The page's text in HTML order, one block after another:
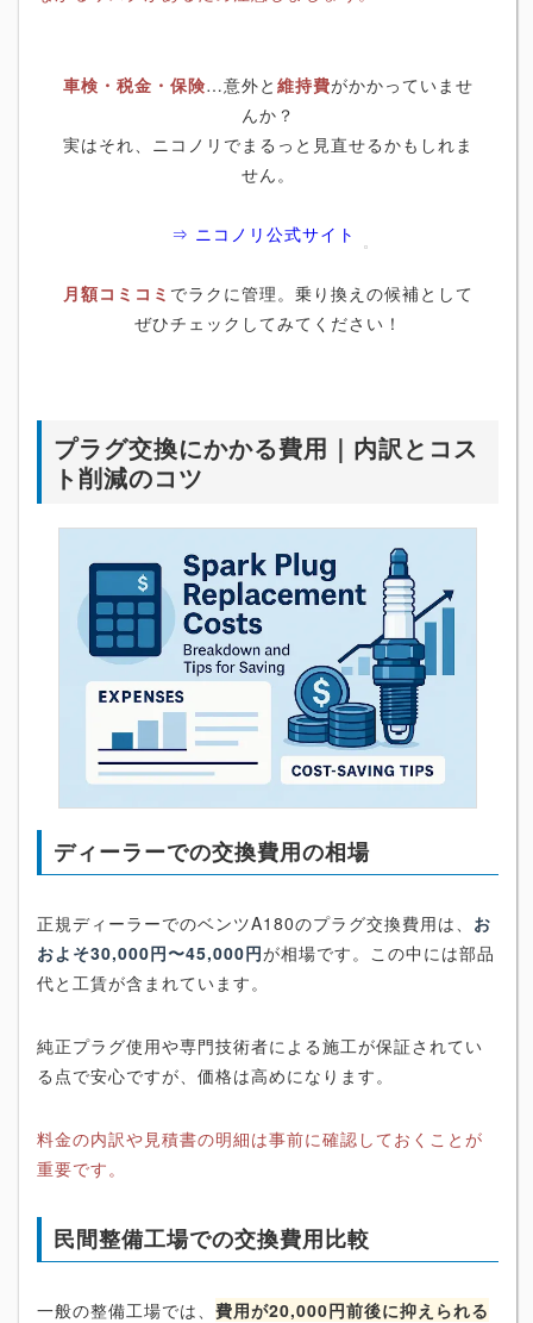
車検・税金・保険…意外と 維持費がかかっていませ
んか？
実はそれ、ニコノリでまるっと見直せるかもしれま
せん。
⇒ ニコノリ公式サイト
月額コミコミ でラクに管理。乗り換えの候補として
ぜひチェックしてみてください！
プラグ交換にかかる費用｜内訳とコス
ト削減のコツ
ディーラーでの交換費用の相場
正規ディーラーでのベンツA180のプラグ交換費用は、 お
およそ30,000円〜45,000円が相場です。この中には部品
代と工賃が含まれています。
純正プラグ使用や専門技術者による施工が保証されてい
る点で安心ですが、価格は高めになります。
料金の内訳や見積書の明細は事前に確認しておくことが
重要です。
民間整備工場での交換費用比較
一般の整備工場では、 費用が20,000円前後に抑えられる